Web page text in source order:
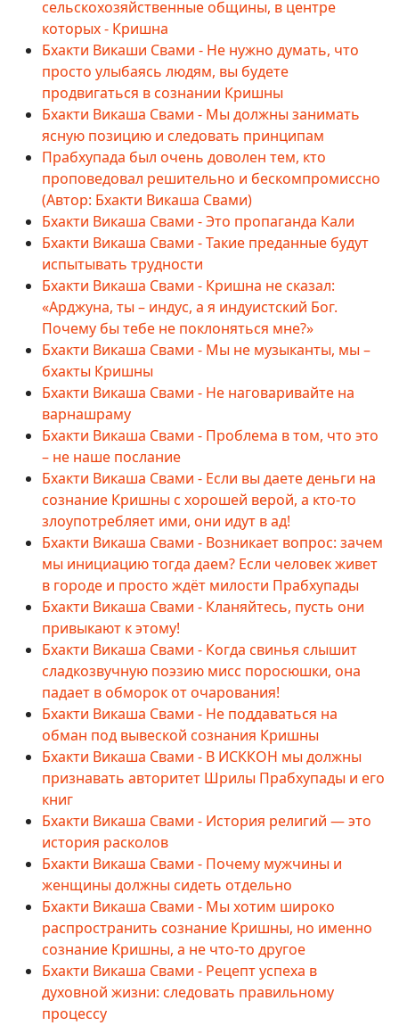
сельскохозяйственные общины, в центре
которых - Кришна
Бхакти Викаши Свами - Не нужно думать, что
просто улыбаясь людям, вы будете
продвигаться в сознании Кришны
Бхакти Викаша Свами - Мы должны занимать
ясную позицию и следовать принципам
Прабхупада был очень доволен тем, кто
проповедовал решительно и бескомпромиссно
(Автор: Бхакти Викаша Свами)
Бхакти Викаша Свами - Это пропаганда Кали
Бхакти Викаша Свами - Такие преданные будут
испытывать трудности
Бхакти Викаша Свами - Кришна не сказал:
«Арджуна, ты – индус, а я индуистский Бог.
Почему бы тебе не поклоняться мне?»
Бхакти Викаша Свами - Мы не музыканты, мы –
бхакты Кришны
Бхакти Викаша Свами - Не наговаривайте на
варнашраму
Бхакти Викаша Свами - Проблема в том, что это
– не наше послание
Бхакти Викаша Свами - Если вы даете деньги на
сознание Кришны с хорошей верой, а кто-то
злоупотребляет ими, они идут в ад!
Бхакти Викаша Свами - Возникает вопрос: зачем
мы инициацию тогда даем? Если человек живет
в городе и просто ждёт милости Прабхупады
Бхакти Викаша Свами - Кланяйтесь, пусть они
привыкают к этому!
Бхакти Викаша Свами - Когда свинья слышит
сладкозвучную поэзию мисс поросюшки, она
падает в обморок от очарования!
Бхакти Викаша Свами - Не поддаваться на
обман под вывеской сознания Кришны
Бхакти Викаша Свами - В ИСККОН мы должны
признавать авторитет Шрилы Прабхупады и его
книг
Бхакти Викаша Свами - История религий — это
история расколов
Бхакти Викаша Свами - Почему мужчины и
женщины должны сидеть отдельно
Бхакти Викаша Свами - Мы хотим широко
распространить сознание Кришны, но именно
сознание Кришны, а не что-то другое
Бхакти Викаша Свами - Рецепт успеха в
духовной жизни: следовать правильному
процессу